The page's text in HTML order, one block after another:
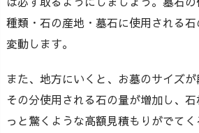
種類・石の産地・墓石に使用される石
変動します。
また、地方にいくと、お墓のサイズが
その分使用される石の量が増加し、
っと驚くような高額見積もりがでて